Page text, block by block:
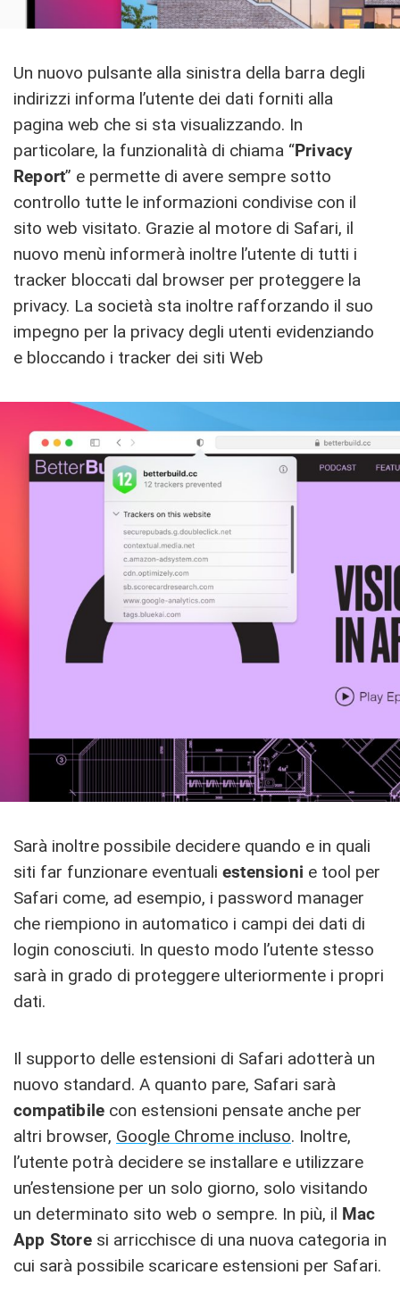
Un nuovo pulsante alla sinistra della barra degli
indirizzi informa l’utente dei dati forniti alla
pagina web che si sta visualizzando. In
particolare, la funzionalità di chiama “Privacy
Report” e permette di avere sempre sotto
controllo tutte le informazioni condivise con il
sito web visitato. Grazie al motore di Safari, il
nuovo menù informerà inoltre l’utente di tutti i
tracker bloccati dal browser per proteggere la
privacy. La società sta inoltre rafforzando il suo
impegno per la privacy degli utenti evidenziando
e bloccando i tracker dei siti Web
Sarà inoltre possibile decidere quando e in quali
siti far funzionare eventuali estensioni e tool per
Safari come, ad esempio, i password manager
che riempiono in automatico i campi dei dati di
login conosciuti. In questo modo l’utente stesso
sarà in grado di proteggere ulteriormente i propri
dati.
Il supporto delle estensioni di Safari adotterà un
nuovo standard. A quanto pare, Safari sarà
compatibile con estensioni pensate anche per
altri browser, Google Chrome incluso. Inoltre,
l’utente potrà decidere se installare e utilizzare
un’estensione per un solo giorno, solo visitando
un determinato sito web o sempre. In più, il Mac
App Storesi arricchisce di una nuova categoria in
cui sarà possibile scaricare estensioni per Safari.